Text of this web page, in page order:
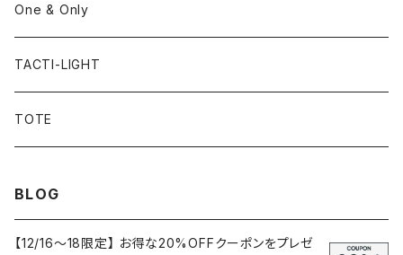
Multi Pouch XL
Multi Pouch Lite
Sphere Sack
Basic Pouch
Stuff Sack
One & Only
TACTI-LIGHT
TOTE
BLOG
【12/16〜18限定】 お得な20%OFFクーポンをプレゼ